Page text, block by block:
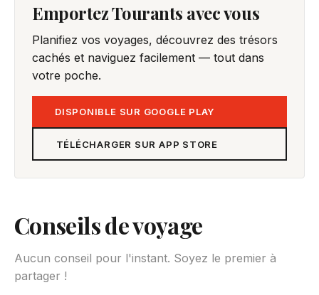
Emportez Tourants avec vous
Planifiez vos voyages, découvrez des trésors
cachés et naviguez facilement — tout dans
votre poche.
DISPONIBLE SUR GOOGLE PLAY
TÉLÉCHARGER SUR APP STORE
Conseils de voyage
Aucun conseil pour l'instant. Soyez le premier à
partager !